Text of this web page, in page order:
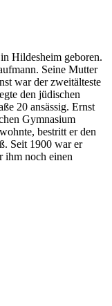
Hildesheim geboren.
Seine Mutter
war der zweitälteste
den jüdischen
20 ansässig. Ernst
Gymnasium
bestritt er den
Seit 1900 war er
ihm noch einen